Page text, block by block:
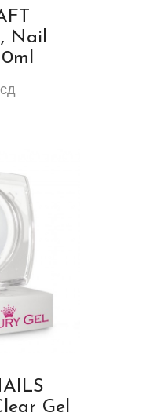
Nail
Gel